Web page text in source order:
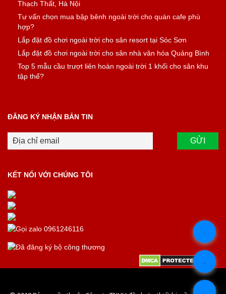
Thạch Thất, Hà Nội
Tư vấn chọn mua bập bênh ngoài trời cho quán cafe phù
hợp?
Lắp đặt đồ chơi ngoài trời cho sân resort tại Sóc Sơn
Lắp đặt đồ chơi ngoài trời cho sân nhà văn hóa Quảng Bình
Top 5 mẫu cầu trượt liên hoàn ngoài trời 1 khối cho sân khu
tập thể?
ĐĂNG KÝ NHẬN BẢN TIN
KẾT NỐI VỚI CHÚNG TÔI
.
.
.